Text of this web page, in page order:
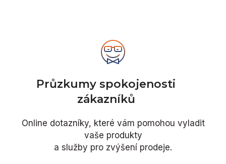
Průzkumy spokojenosti
zákazníků
Online dotazníky, které vám pomohou vyladit
vaše produkty
a služby pro zvýšení prodeje.